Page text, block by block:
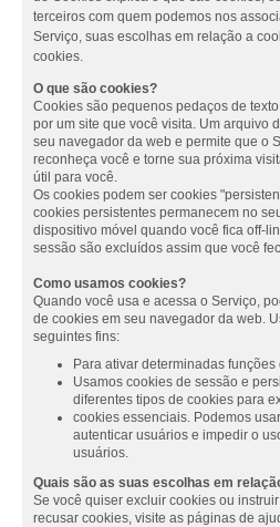
terceiros com quem podemos nos
Serviço, suas escolhas em relação a
cookies.
O que são cookies?
Cookies são pequenos pedaços de
por um site que você visita. Um arquivo
seu navegador da web e permite que o
reconheça você e torne sua próxima
útil para você.
Os cookies podem ser cookies
cookies persistentes permanecem no
dispositivo móvel quando você fica off-
sessão são excluídos assim que você
Como usamos cookies?
Quando você usa e acessa o Serviço,
de cookies em seu navegador da web.
seguintes fins:
Para ativar determinadas funções
Usamos cookies de sessão e
diferentes tipos de cookies para
cookies essenciais. Podemos
autenticar usuários e impedir o
usuários.
Quais são as suas escolhas em
Se você quiser excluir cookies ou
recusar cookies, visite as páginas de